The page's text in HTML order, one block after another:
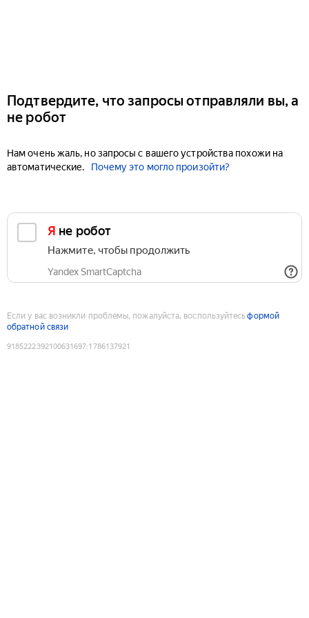
Подтвердите, что запросы отправляли вы, а
не робот
Нам очень жаль, но запросы с вашего устройства похожи на
автоматические.
Почему это могло произойти?
Я не робот
Нажмите, чтобы продолжить
Yandex SmartCaptcha
Если у вас возникли проблемы, пожалуйста, воспользуйтесьформой
обратной связи
9185222392100631697:1786137921